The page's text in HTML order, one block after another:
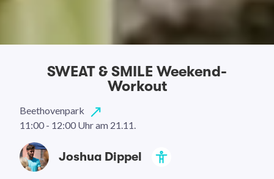
SWEAT & SMILE Weekend-
Workout
Beethovenpark
11:00 - 12:00 Uhram 21.11.
Joshua Dippel